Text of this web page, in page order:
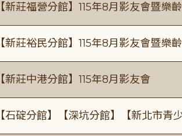
【新莊福營分館】115年8月影友會暨樂
【新莊裕民分館】115年8月影友會暨樂
【新莊中港分館】115年8月影友會
【石碇分館】【深坑分館】【新北市青